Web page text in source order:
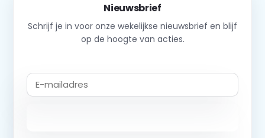
Nieuwsbrief
Schrijf je in voor onze wekelijkse nieuwsbrief en blijf
op de hoogte van acties.